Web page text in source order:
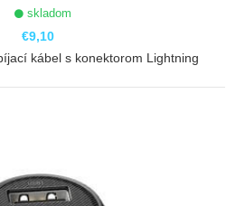
skladom
€9,10
kábel s konektorom Lightning